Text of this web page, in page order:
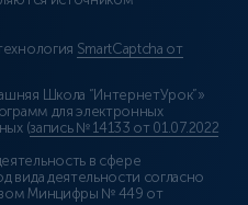
SmartCaptcha от
Школа “ИнтернетУрок”»
для электронных
(запись № 14133 от 01.07.2022
в сфере
вида деятельности согласно
Минцифры № 449 от